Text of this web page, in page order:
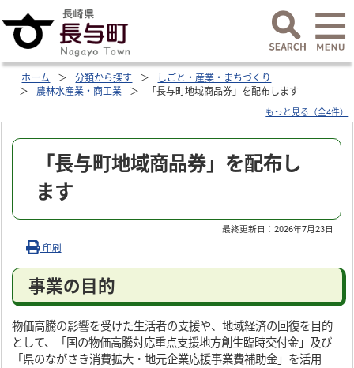
ホーム 分類から探す
しごと・産業・まちづくり
農林水産業・商工業
「長与町地域商品券」を配布します
もっと見る（全4件）
「長与町地域商品券」を配布し
ます
最終更新日：2026年7月23日
印刷
事業の目的
物価高騰の影響を受けた生活者の支援や、地域経済の回復を目的
として、「国の物価高騰対応重点支援地方創生臨時交付金」及び
「県のながさき消費拡大・地元企業応援事業費補助金」を活用